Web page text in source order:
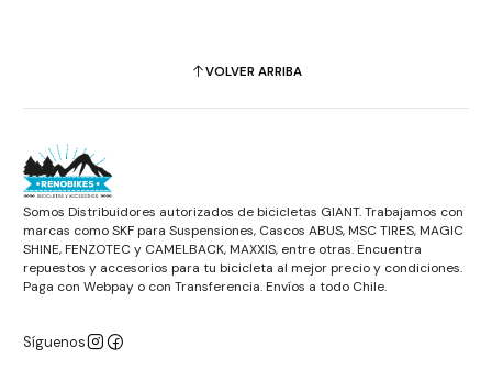
VOLVER ARRIBA
Somos Distribuidores autorizados de bicicletas GIANT. Trabajamos con
marcas como SKF para Suspensiones, Cascos ABUS, MSC TIRES, MAGIC
SHINE, FENZOTEC y CAMELBACK, MAXXIS, entre otras. Encuentra
repuestos y accesorios para tu bicicleta al mejor precio y condiciones.
Paga con Webpay o con Transferencia. Envíos a todo Chile.
Síguenos